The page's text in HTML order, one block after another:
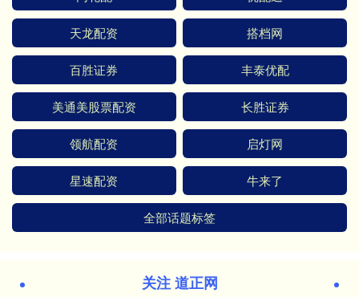
天龙配资 搭档网
百胜证券 丰泰优配
美通美股票配资 长胜证券
领航配资 启灯网
星速配资 牛来了
全部话题标签
关注 道正网